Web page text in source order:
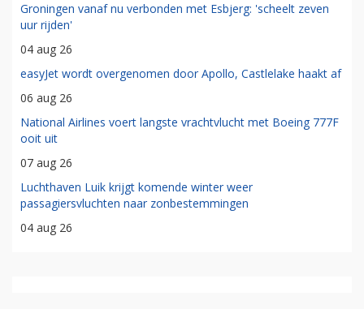
Groningen vanaf nu verbonden met Esbjerg: 'scheelt zeven
uur rijden'
04 aug 26
easyJet wordt overgenomen door Apollo, Castlelake haakt af
06 aug 26
National Airlines voert langste vrachtvlucht met Boeing 777F
ooit uit
07 aug 26
Luchthaven Luik krijgt komende winter weer
passagiersvluchten naar zonbestemmingen
04 aug 26